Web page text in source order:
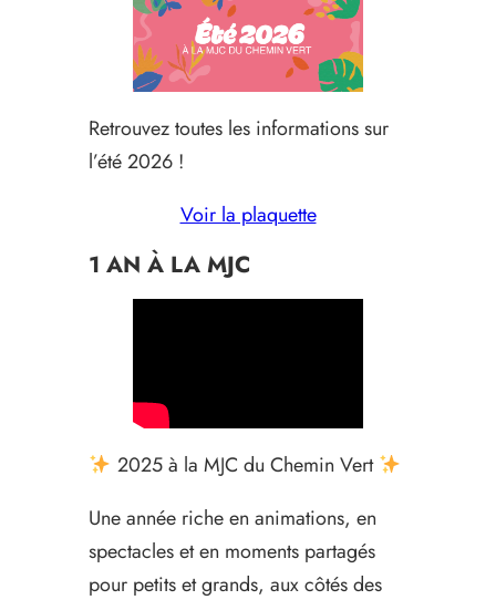
Retrouvez toutes les informations sur
l’été 2026 !
Voir la plaquette
1 AN À LA MJC
2025 à la MJC du Chemin Vert
Une année riche en animations, en
spectacles et en moments partagés
pour petits et grands, aux côtés des